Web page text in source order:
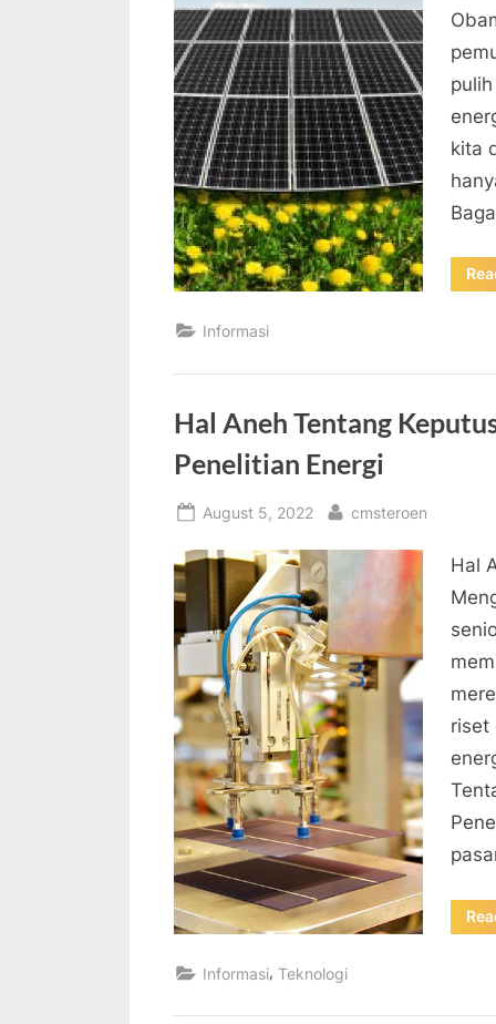
kita
Informasi
Hal Aneh Tentang
Penelitian Energi
Posted
August 5, 2022 By
cmsteroen
Hal
riset
Informasi, Teknologi